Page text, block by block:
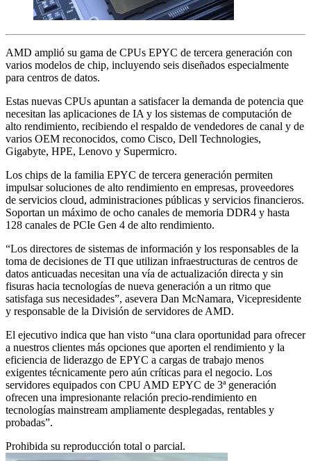
AMD amplió su gama de CPUs EPYC de tercera generación con
varios modelos de chip, incluyendo seis diseñados especialmente
para centros de datos.
Estas nuevas CPUs apuntan a satisfacer la demanda de potencia que
necesitan las aplicaciones de IA y los sistemas de computación de
alto rendimiento, recibiendo el respaldo de vendedores de canal y de
varios OEM reconocidos, como Cisco, Dell Technologies,
Gigabyte, HPE, Lenovo y Supermicro.
Los chips de la familia EPYC de tercera generación permiten
impulsar soluciones de alto rendimiento en empresas, proveedores
de servicios cloud, administraciones públicas y servicios financieros.
Soportan un máximo de ocho canales de memoria DDR4 y hasta
128 canales de PCIe Gen 4 de alto rendimiento.
“Los directores de sistemas de información y los responsables de la
toma de decisiones de TI que utilizan infraestructuras de centros de
datos anticuadas necesitan una vía de actualización directa y sin
fisuras hacia tecnologías de nueva generación a un ritmo que
satisfaga sus necesidades”, asevera Dan McNamara, Vicepresidente
y responsable de la División de servidores de AMD.
El ejecutivo indica que han visto “una clara oportunidad para ofrecer
a nuestros clientes más opciones que aporten el rendimiento y la
eficiencia de liderazgo de EPYC a cargas de trabajo menos
exigentes técnicamente pero aún críticas para el negocio. Los
servidores equipados con CPU AMD EPYC de 3ª generación
ofrecen una impresionante relación precio-rendimiento en
tecnologías mainstream ampliamente desplegadas, rentables y
probadas”.
Prohibida su reproducción total o parcial.